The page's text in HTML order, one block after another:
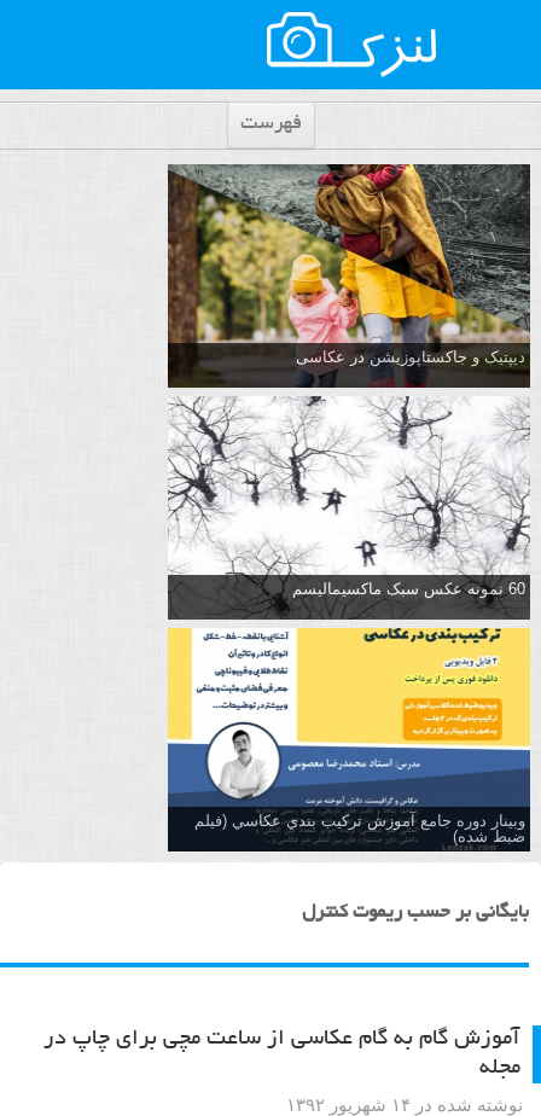
فهرست
دیپتیک و جاکستا‌پوزیشن در عکاسی
60 نمونه عکس سبک ماکسیمالیسم
وبینار دوره جامع آموزش تركيب بندي عكاسي (فیلم
ضبط شده)
بایگانی بر حسب ریموت کنترل
آموزش گام به گام عکاسی از ساعت مچی برای چاپ در
مجله
نوشته شده در ۱۴ شهریور ۱۳۹۲